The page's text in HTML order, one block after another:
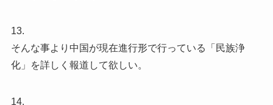
13.
そんな事より中国が現在進行形で行っている「民族浄
化」を詳しく報道して欲しい。
14.